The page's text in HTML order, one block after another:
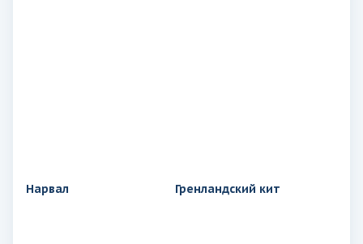
Нарвал Гренландский кит